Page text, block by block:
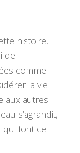
histoire,
de
comme
la vie
aux autres
s’agrandit,
qui font ce